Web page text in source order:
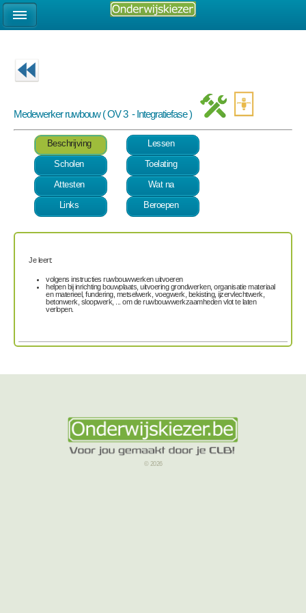
Medewerker ruwbouw ( OV 3 - Integratiefase )
Beschrijving
Lessen
Scholen
Toelating
Attesten
Wat na
Links
Beroepen
Je leert:
volgens instructies ruwbouwwerken uitvoeren
helpen bij inrichting bouwplaats, uitvoering grondwerken, organisatie materiaal
en materieel, fundering, metselwerk, voegwerk, bekisting, ijzervlechtwerk,
betonwerk, sloopwerk, ... om de ruwbouwwerkzaamheden vlot te laten
verlopen.
© 2026